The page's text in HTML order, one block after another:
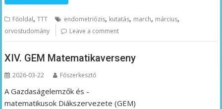
Főoldal,TTT endometriózis, kutatás, march, március,
orvostudomány Leave a comment
XIV. GEM Matematikaverseny
2026-03-22 Főszerkesztő
A Gazdaságelemzők és -
matematikusok Diákszervezete (GEM)